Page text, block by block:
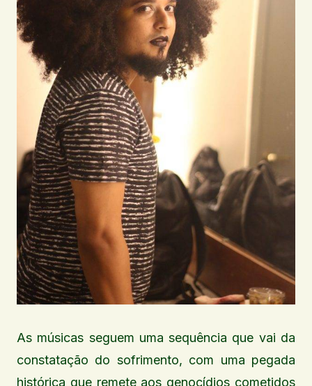
As músicas seguem uma sequência que vai da
constatação do sofrimento, com uma pegada
histórica que remete aos genocídios cometidos